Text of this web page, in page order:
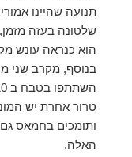
תנועה שהיינו
שלטונה בעזה
הוא כנראה עונש
בנוסף, מקרב שני
טרור אחרת יש
ותומכים בחמאס
האלה.